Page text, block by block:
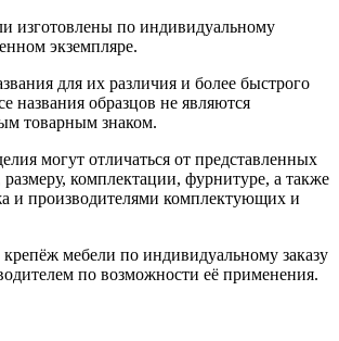
изготовлены по индивидуальному
экземпляре.
для их различия и более быстрого
названия образцов не являются
товарным знаком.
могут отличаться от представленных
размеру, комплектации, фурнитуре, а также
и производителями комплектующих и
мебели по индивидуальному заказу
по возможности её применения.